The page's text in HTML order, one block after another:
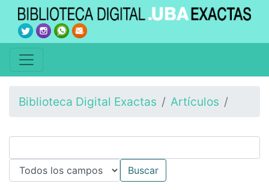
Biblioteca Digital Exactas Artículos